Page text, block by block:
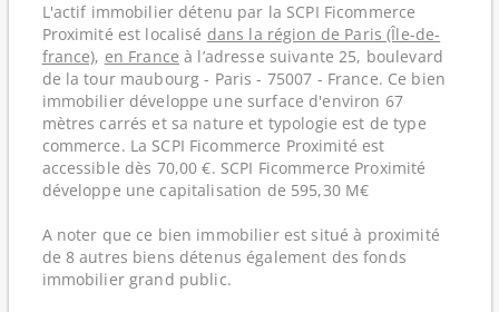
L'actif immobilier détenu par la SCPI Ficommerce
Proximité est localisé dans la région de Paris (Île-de-
france), en France à l’adresse suivante 25, boulevard
de la tour maubourg - Paris - 75007 - France. Ce bien
immobilier développe une surface d'environ 67
mètres carrés et sa nature et typologie est de type
commerce. La SCPI Ficommerce Proximité est
accessible dès 70,00 €. SCPI Ficommerce Proximité
développe une capitalisation de 595,30 M€
A noter que ce bien immobilier est situé à proximité
de 8 autres biens détenus également des fonds
immobilier grand public.